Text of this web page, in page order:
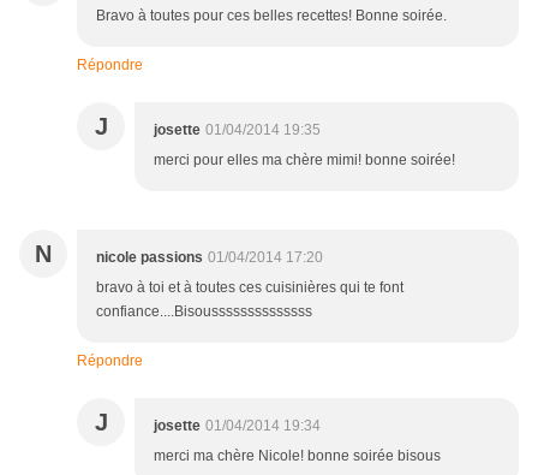
Bravo à toutes pour ces belles recettes! Bonne soirée.
Répondre
J josette 01/04/2014 19:35
merci pour elles ma chère mimi! bonne soirée!
N nicole passions 01/04/2014 17:20
bravo à toi et à toutes ces cuisinières qui te font
confiance....Bisoussssssssssssss
Répondre
J josette 01/04/2014 19:34
merci ma chère Nicole! bonne soirée bisous